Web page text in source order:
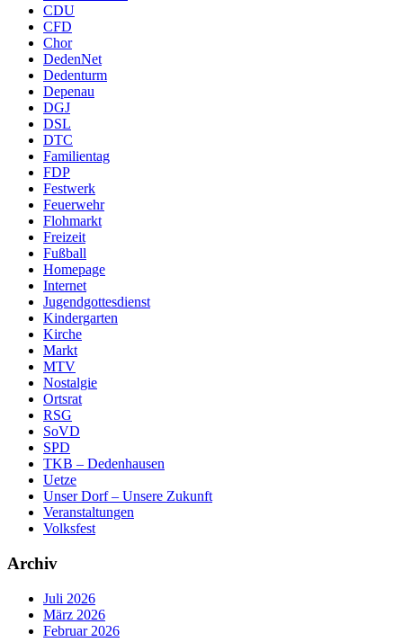
CDU
CFD
Chor
DedenNet
Dedenturm
Depenau
DGJ
DSL
DTC
Familientag
FDP
Festwerk
Feuerwehr
Flohmarkt
Freizeit
Fußball
Homepage
Internet
Jugendgottesdienst
Kindergarten
Kirche
Markt
MTV
Nostalgie
Ortsrat
RSG
SoVD
SPD
TKB – Dedenhausen
Uetze
Unser Dorf – Unsere Zukunft
Veranstaltungen
Volksfest
Archiv
Juli 2026
März 2026
Februar 2026